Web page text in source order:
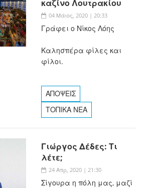
καζίνο Λουτρακίου
04 Μάιος, 2020 | 20:33
Γράφει ο Νίκος Λόης
Καλησπέρα φίλες και
φίλοι.
ΑΠΟΨΕΙΣ
ΤΟΠΙΚΑ ΝΕΑ
Γιώργος Δέδες: Τι
λέτε;
24 Απρ, 2020 | 21:30
Σίγουρα η πόλη μας, μαζί